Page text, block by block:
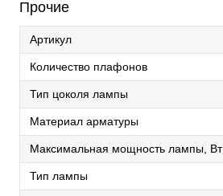
Прочие
Артикул
Количество плафонов
Тип цоколя лампы
Материал арматуры
Максимальная мощность лампы, Вт
Тип лампы